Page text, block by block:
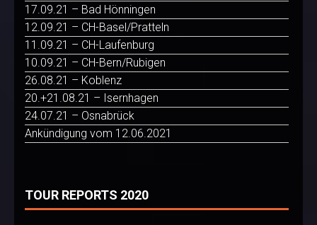
17.09.21 – Bad Hönningen
12.09.21 – CH-Basel/Pratteln
11.09.21 – CH-Laufenburg
10.09.21 – CH-Bern/Rubigen
26.08.21 – Koblenz
20.+21.08.21 – Isernhagen
24.07.21 – Osnabrück
Ankündigung vom 12.06.2021
TOUR REPORTS 2020